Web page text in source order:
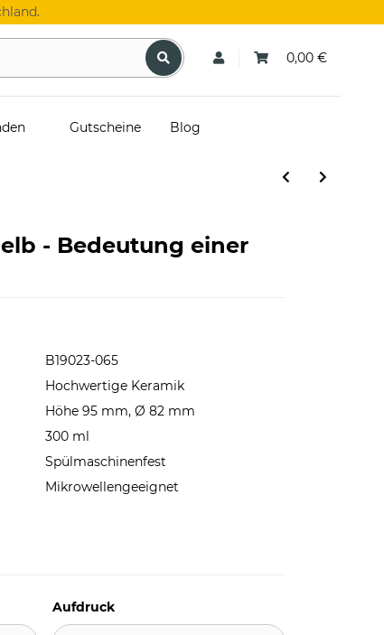
0,00 €
Gutscheine Blog
- Bedeutung einer
B19023-065
Hochwertige Keramik
Höhe 95 mm, Ø 82 mm
300 ml
Spülmaschinenfest
Mikrowellengeeignet
Aufdruck